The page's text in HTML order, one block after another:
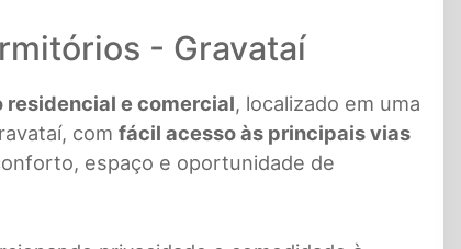
- Gravataí
residencial e comercial, localizado em uma
com fácil acesso às principais vias
espaço e oportunidade de